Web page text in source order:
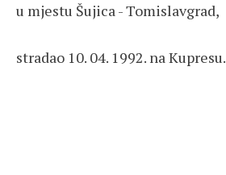
u mjestu Šujica - Tomislavgrad,
stradao 10. 04. 1992. na Kupresu.